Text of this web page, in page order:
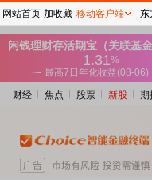
财经 焦点 股票 新股 期
网站首页 加收藏 移动客户端 东